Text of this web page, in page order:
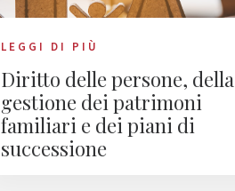
LEGGI DI PIÙ
Diritto delle persone, della
gestione dei patrimoni
familiari e dei piani di
successione